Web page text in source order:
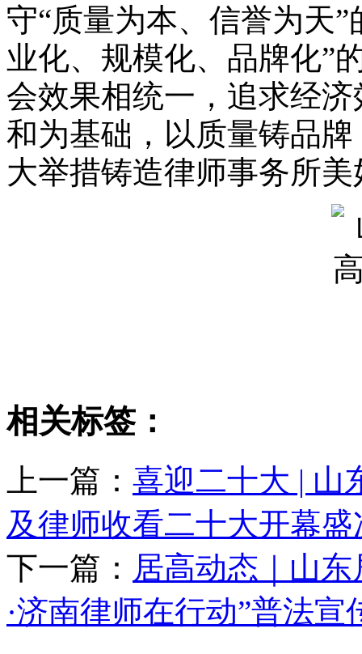
守“质量为本、信誉为天
业化、规模化、品牌化”
会效果相统一，追求经
和为基础，以质量铸品
大举措铸造律师事务所
相关标签：
上一篇： 喜迎二十大 | 山
及律师收看二十大开幕盛
下一篇： 居高动态｜山
·济南律师在行动”普法宣